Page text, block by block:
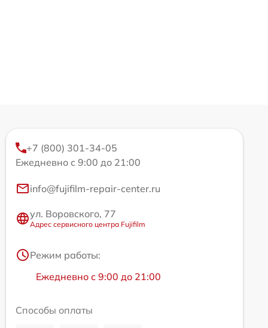
+7 (800) 301-34-05
Ежедневно с 9:00 до 21:00
info@fujifilm-repair-center.ru
ул. Воровского, 77
Адрес сервисного центра Fujifilm
Режим работы:
Ежедневно с 9:00 до 21:00
Способы оплаты